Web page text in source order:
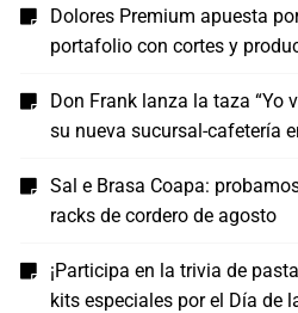
Dolores Premium apuesta
portafolio con cortes y
Don Frank lanza la taza “Yo
su nueva sucursal-cafetería
Sal e Brasa Coapa:
racks de cordero de agosto
¡Participa en la trivia de
kits especiales por el Día de